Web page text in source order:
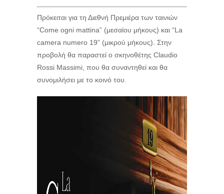
Πρόκειται για τη Διεθνή Πρεμιέρα των ταινιών
“Come ogni mattina” (μεσαίου μήκους) και “La
camera numero 19” (μικρού μήκους). Στην
προβολή θα παραστεί ο σκηνοθέτης Claudio
Rossi Massimi, που θα συναντηθεί και θα
συνομιλήσει με το κοινό του.